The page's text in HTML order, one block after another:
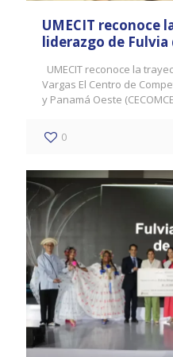
UMECIT reconoce
liderazgo de Fulvia
UMECIT reconoce la
Vargas El Centro de
y Panamá Oeste
0